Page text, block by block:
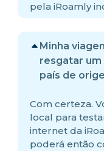
pela iRoamly
Minha
resgatar um
país de
Com certeza.
local para
internet da
poderá então